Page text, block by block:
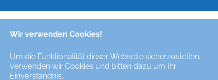
Wir verwenden Cookies!
Um die Funktionalität dieser Webseite sicherzustellen,
verwenden wir Cookies und bitten dazu um Ihr
Einverständnis.
Deutsch
Alle Rechte/All Rights Reserved © Oberfläche-Online,